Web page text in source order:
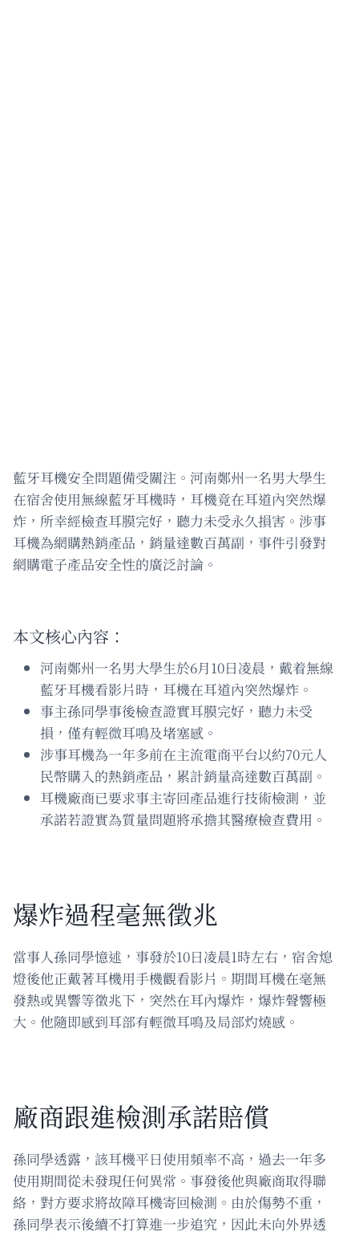
藍牙耳機安全問題備受關注。河南鄭州一名男大學生
在宿舍使用無線藍牙耳機時，耳機竟在耳道內突然爆
炸，所幸經檢查耳膜完好，聽力未受永久損害。涉事
耳機為網購熱銷產品，銷量達數百萬副，事件引發對
網購電子產品安全性的廣泛討論。
本文核心內容：
河南鄭州一名男大學生於6月10日凌晨，戴着無線
藍牙耳機看影片時，耳機在耳道內突然爆炸。
事主孫同學事後檢查證實耳膜完好，聽力未受
損，僅有輕微耳鳴及堵塞感。
涉事耳機為一年多前在主流電商平台以約70元人
民幣購入的熱銷產品，累計銷量高達數百萬副。
耳機廠商已要求事主寄回產品進行技術檢測，並
承諾若證實為質量問題將承擔其醫療檢查費用。
爆炸過程毫無徵兆
當事人孫同學憶述，事發於10日凌晨1時左右，宿舍熄
燈後他正戴著耳機用手機觀看影片。期間耳機在毫無
發熱或異響等徵兆下，突然在耳內爆炸，爆炸聲響極
大。他隨即感到耳部有輕微耳鳴及局部灼燒感。
廠商跟進檢測承諾賠償
孫同學透露，該耳機平日使用頻率不高，過去一年多
使用期間從未發現任何異常。事發後他與廠商取得聯
絡，對方要求將故障耳機寄回檢測。由於傷勢不重，
孫同學表示後續不打算進一步追究，因此未向外界透